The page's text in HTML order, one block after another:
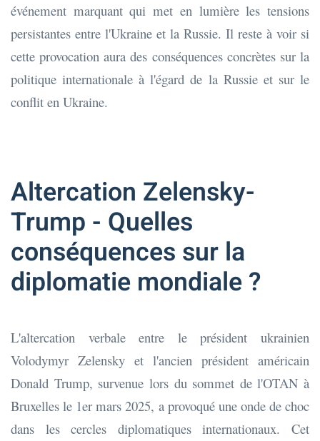
événement marquant qui met en lumière les tensions
persistantes entre l'Ukraine et la Russie. Il reste à voir si
cette provocation aura des conséquences concrètes sur la
politique internationale à l'égard de la Russie et sur le
conflit en Ukraine.
Altercation Zelensky-
Trump - Quelles
conséquences sur la
diplomatie mondiale ?
L'altercation verbale entre le président ukrainien
Volodymyr Zelensky et l'ancien président américain
Donald Trump, survenue lors du sommet de l'OTAN à
Bruxelles le 1er mars 2025, a provoqué une onde de choc
dans les cercles diplomatiques internationaux. Cet